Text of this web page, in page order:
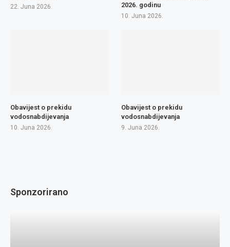
22. Juna 2026.
2026. godinu
10. Juna 2026.
Obavijest o prekidu
vodosnabdijevanja
10. Juna 2026.
Obavijest o prekidu
vodosnabdijevanja
9. Juna 2026.
Sponzorirano